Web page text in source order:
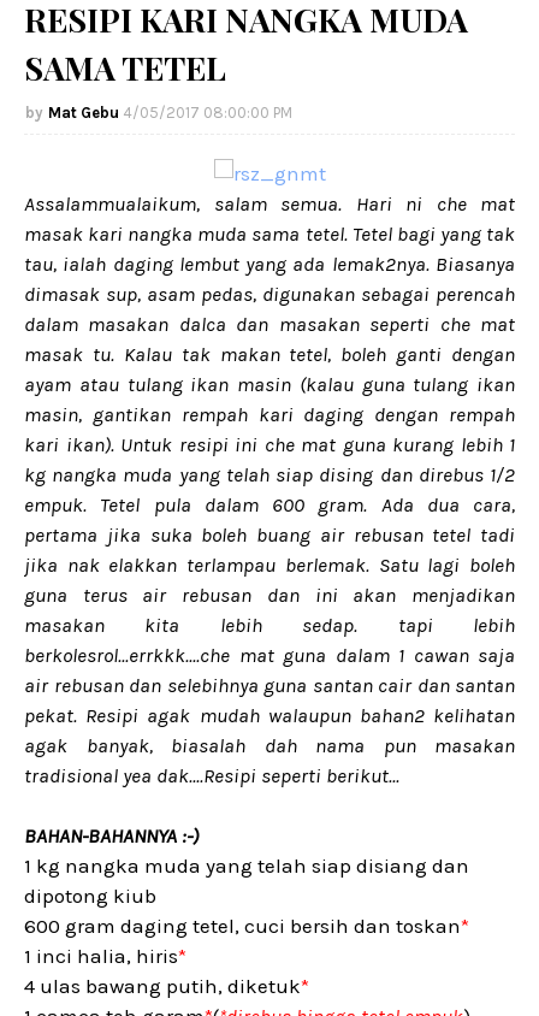
RESIPI KARI NANGKA MUDA
SAMA TETEL
Mat Gebu 4/05/2017 08:00:00 PM
Assalammualaikum, salam semua. Hari ni che mat
masak kari nangka muda sama tetel. Tetel bagi yang tak
tau, ialah daging lembut yang ada lemak2nya. Biasanya
dimasak sup, asam pedas, digunakan sebagai perencah
dalam masakan dalca dan masakan seperti che mat
masak tu. Kalau tak makan tetel, boleh ganti dengan
ayam atau tulang ikan masin (kalau guna tulang ikan
masin, gantikan rempah kari daging dengan rempah
kari ikan). Untuk resipi ini che mat guna kurang lebih 1
kg nangka muda yang telah siap dising dan direbus 1/2
empuk. Tetel pula dalam 600 gram. Ada dua cara,
pertama jika suka boleh buang air rebusan tetel tadi
jika nak elakkan terlampau berlemak. Satu lagi boleh
guna terus air rebusan dan ini akan menjadikan
masakan kita lebih sedap. tapi lebih
berkolesrol...errkkk....che mat guna dalam 1 cawan saja
air rebusan dan selebihnya guna santan cair dan santan
pekat. Resipi agak mudah walaupun bahan2 kelihatan
agak banyak, biasalah dah nama pun masakan
tradisional yea dak....Resipi seperti berikut...
BAHAN-BAHANNYA :-)
1 kg nangka muda yang telah siap disiang dan
dipotong kiub
600 gram daging tetel, cuci bersih dan toskan*
1 inci halia, hiris*
4 ulas bawang putih, diketuk*